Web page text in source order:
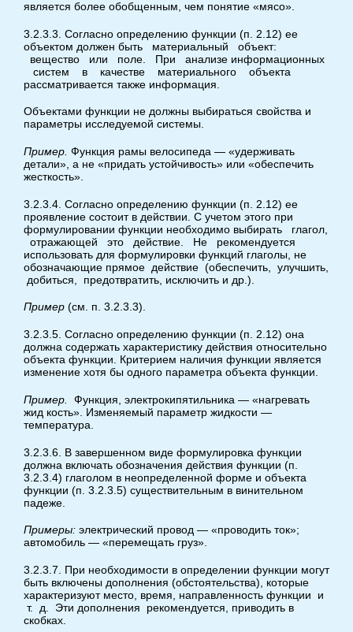
является более обобщенным, чем понятие «мясо».
3.2.3.3. Согласно определению функции (п. 2.12) ее
объектом должен быть материальный объект:
вещество или поле. При анализе информационных
систем в качестве материального объекта
рассматривается также информация.
Объектами функции не должны выбираться свойства и
параметры исследуемой системы.
Пример. Функция рамы велосипеда — «удерживать
детали», а не «придать устойчивость» или «обеспечить
жесткость».
3.2.3.4. Согласно определению функции (п. 2.12) ее
проявление состоит в действии. С учетом этого при
формулировании функции необходимо выбирать глагол,
отражающей это действие. Не рекомендуется
использовать для формулировки функций глаголы, не
обозначающие прямое действие (обеспечить, улучшить,
добиться, предотвратить, исключить и др.).
Пример (см. п. 3.2.3.3).
3.2.3.5. Согласно определению функции (п. 2.12) она
должна содержать характеристику действия относительно
объекта функции. Критерием наличия функции является
изменение хотя бы одного параметра объекта функции.
Пример.
Функция, электрокипятильника — «нагревать
жид кость». Изменяемый параметр жидкости —
температура.
3.2.3.6. В завершенном виде формулировка функции
должна включать обозначения действия функции (п.
3.2.3.4) глаголом в неопределенной форме и объекта
функции (п. 3.2.3.5) существительным в винительном
падеже.
Примеры: электрический провод — «проводить ток»;
автомобиль — «перемещать груз».
3.2.3.7. При необходимости в определении функции могут
быть включены дополнения (обстоятельства), которые
характеризуют место, время, направленность функции и
т. д. Эти дополнения рекомендуется, приводить в
скобках.